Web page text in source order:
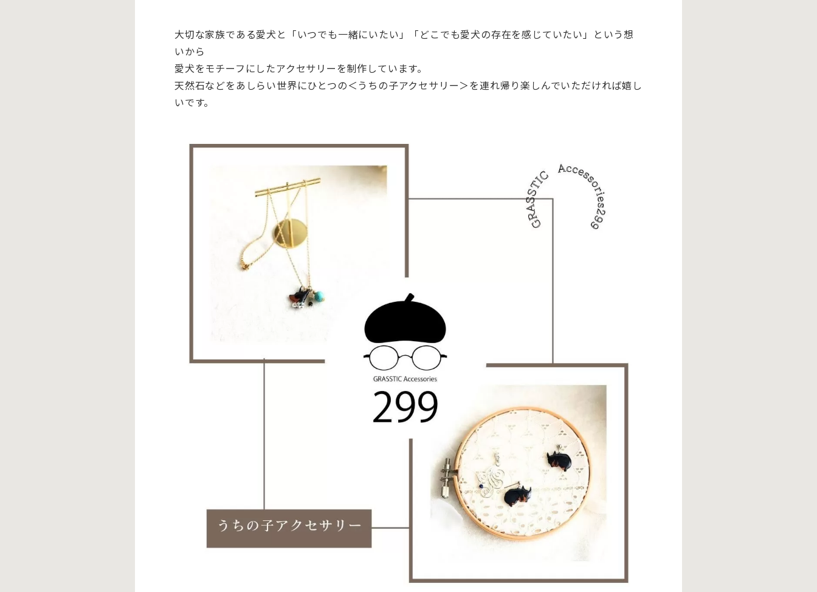
大切な家族である愛犬と「いつでも一緒にいたい」「 どこでも愛犬の存在を感じていたい」という想
いから
愛犬をモチーフにしたアクセサリーを制作しています。
天然石などをあしらい世界にひとつの＜うちの子アクセサリー＞を連れ帰り楽しんでいただければ嬉し
いです。